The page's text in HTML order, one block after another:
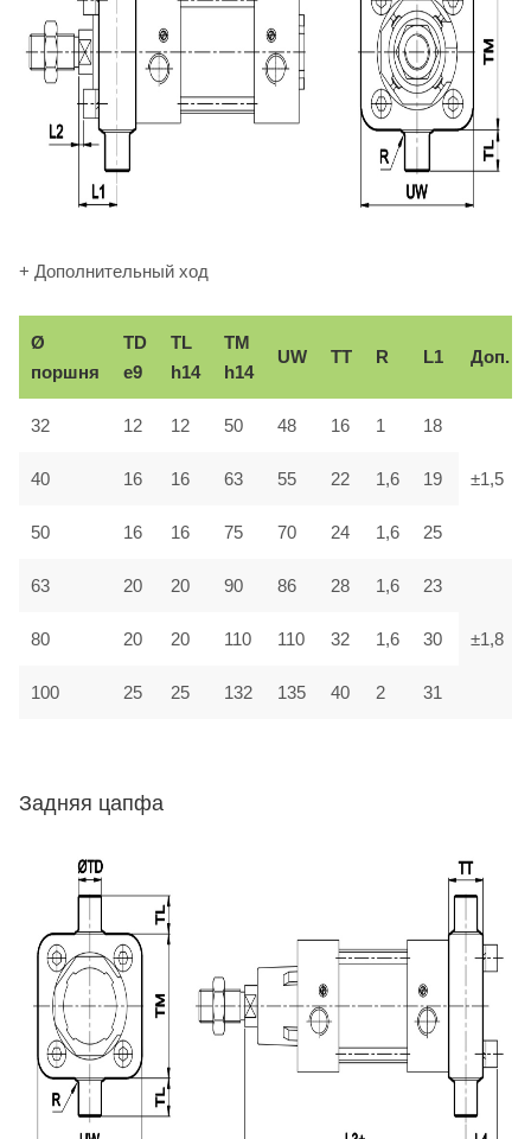
+ Дополнительный ход
Ø
поршня
TD
e9
TL
h14
TM
h14
UW TT R L1 Доп.
32 12 12 50 48 16 1 18
±1,5
40 16 16 63 55 22 1,6 19
50 16 16 75 70 24 1,6 25
63 20 20 90 86 28 1,6 23
±1,8
80 20 20 110 110 32 1,6 30
100 25 25 132 135 40 2 31
Задняя цапфа